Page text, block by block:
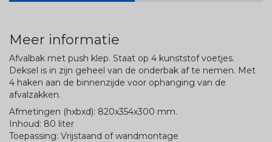
Meer informatie
Afvalbak met push klep. Staat op 4 kunststof voetjes.
Deksel is in zijn geheel van de onderbak af te nemen. Met
4 haken aan de binnenzijde voor ophanging van de
afvalzakken.
Afmetingen (hxbxd): 820x354x300 mm.
Inhoud: 80 liter
Toepassing: Vrijstaand of wandmontage